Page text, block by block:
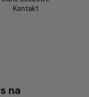
Kontakt
na